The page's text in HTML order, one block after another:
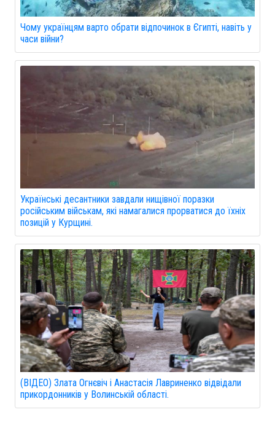
Чому українцям варто обрати відпочинок в Єгипті, навіть у
часи війни?
Українські десантники завдали нищівної поразки
російським військам, які намагалися прорватися до їхніх
позицій у Курщині.
(ВІДЕО) Злата Огнєвіч і Анастасія Лавриненко відвідали
прикордонників у Волинській області.